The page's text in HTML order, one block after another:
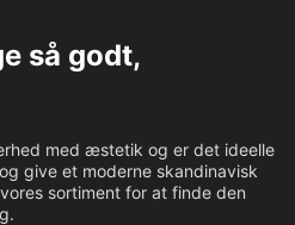
så godt,
med æstetik og er det ideelle
give et moderne skandinavisk
sortiment for at finde den